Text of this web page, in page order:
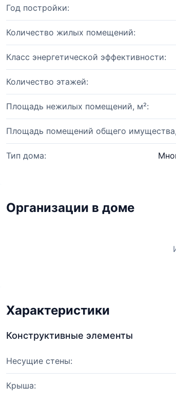
Год постройки:
Количество жилых помещений:
Класс энергетической эффективности:
Количество этажей:
Площадь нежилых помещений, м²:
Площадь помещений общего
Тип дома:
Организации в доме
Характеристики
Конструктивные элементы
Несущие стены:
Крыша: